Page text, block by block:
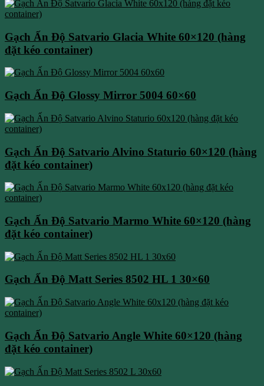
Gạch Ấn Độ Satvario Glacia White 60×120 (hàng
đặt kéo container)
Gạch Ấn Độ Glossy Mirror 5004 60×60
Gạch Ấn Độ Satvario Alvino Staturio 60×120 (hàng
đặt kéo container)
Gạch Ấn Độ Satvario Marmo White 60×120 (hàng
đặt kéo container)
Gạch Ấn Độ Matt Series 8502 HL 1 30×60
Gạch Ấn Độ Satvario Angle White 60×120 (hàng
đặt kéo container)